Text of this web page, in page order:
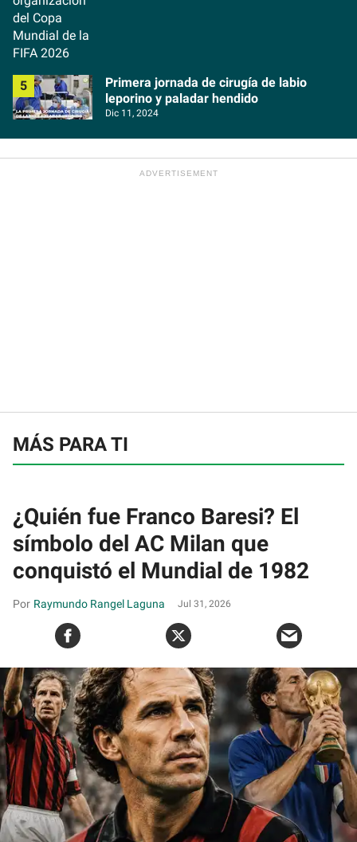
Primera jornada de cirugía de labio
leporino y paladar hendido
Dic 11, 2024
MÁS PARA TI
¿Quién fue Franco Baresi? El
símbolo del AC Milan que
conquistó el Mundial de 1982
Raymundo Rangel Laguna Jul 31, 2026